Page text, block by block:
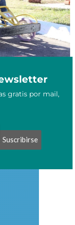
gratis por mail,
Suscribirse